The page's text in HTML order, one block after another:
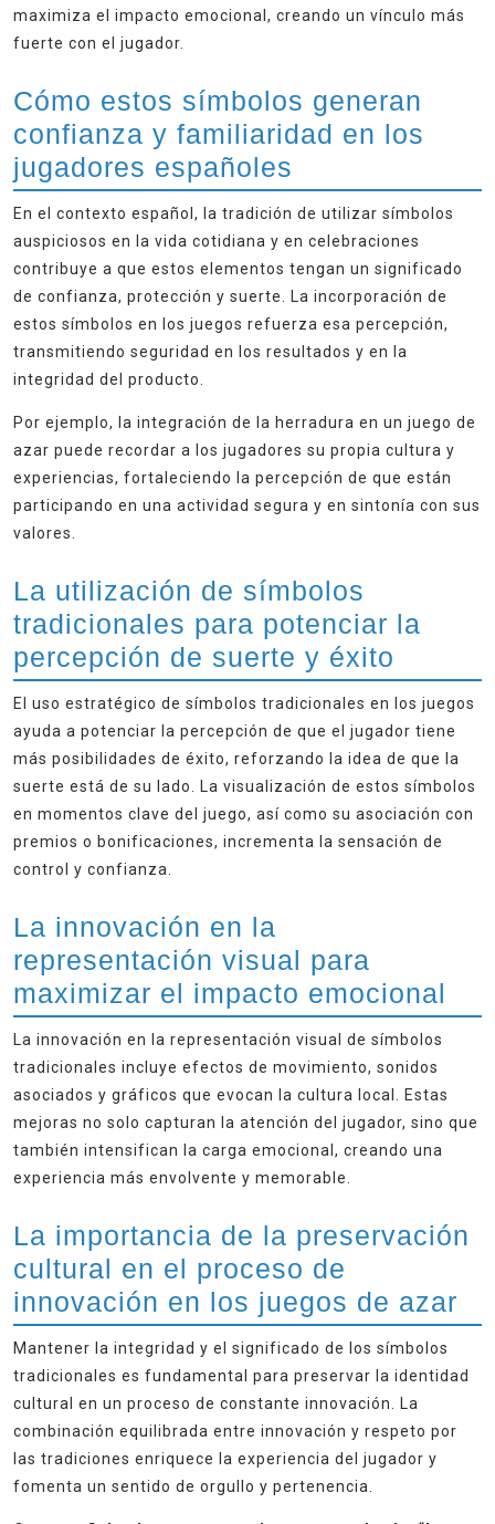
maximiza el impacto emocional, creando un vínculo más
fuerte con el jugador.
Cómo estos símbolos generan
confianza y familiaridad en los
jugadores españoles
En el contexto español, la tradición de utilizar símbolos
auspiciosos en la vida cotidiana y en celebraciones
contribuye a que estos elementos tengan un significado
de confianza, protección y suerte. La incorporación de
estos símbolos en los juegos refuerza esa percepción,
transmitiendo seguridad en los resultados y en la
integridad del producto.
Por ejemplo, la integración de la herradura en un juego de
azar puede recordar a los jugadores su propia cultura y
experiencias, fortaleciendo la percepción de que están
participando en una actividad segura y en sintonía con sus
valores.
La utilización de símbolos
tradicionales para potenciar la
percepción de suerte y éxito
El uso estratégico de símbolos tradicionales en los juegos
ayuda a potenciar la percepción de que el jugador tiene
más posibilidades de éxito, reforzando la idea de que la
suerte está de su lado. La visualización de estos símbolos
en momentos clave del juego, así como su asociación con
premios o bonificaciones, incrementa la sensación de
control y confianza.
La innovación en la
representación visual para
maximizar el impacto emocional
La innovación en la representación visual de símbolos
tradicionales incluye efectos de movimiento, sonidos
asociados y gráficos que evocan la cultura local. Estas
mejoras no solo capturan la atención del jugador, sino que
también intensifican la carga emocional, creando una
experiencia más envolvente y memorable.
La importancia de la preservación
cultural en el proceso de
innovación en los juegos de azar
Mantener la integridad y el significado de los símbolos
tradicionales es fundamental para preservar la identidad
cultural en un proceso de constante innovación. La
combinación equilibrada entre innovación y respeto por
las tradiciones enriquece la experiencia del jugador y
fomenta un sentido de orgullo y pertenencia.